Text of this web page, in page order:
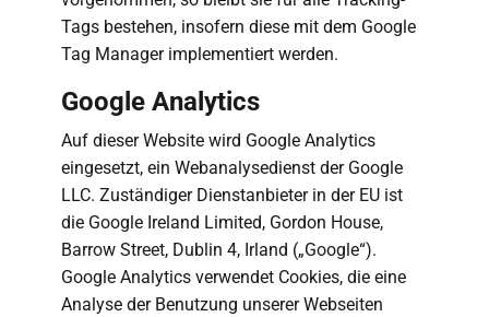
Tags bestehen, insofern diese mit dem Google
Tag Manager implementiert werden.
Google Analytics
Auf dieser Website wird Google Analytics
eingesetzt, ein Webanalysedienst der Google
LLC. Zuständiger Dienstanbieter in der EU ist
die Google Ireland Limited, Gordon House,
Barrow Street, Dublin 4, Irland („Google“).
Google Analytics verwendet Cookies, die eine
Analyse der Benutzung unserer Webseiten